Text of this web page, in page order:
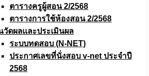
ตารางครูผู้สอน 2/2568
ตารางการใช้ห้องสอน 2/2568
วัดผลเเละประเมินผล
ระบบทดสอบ (N-NET)
ประกาศเลขที่นั่งสอบ v-net ประจำปี
2568